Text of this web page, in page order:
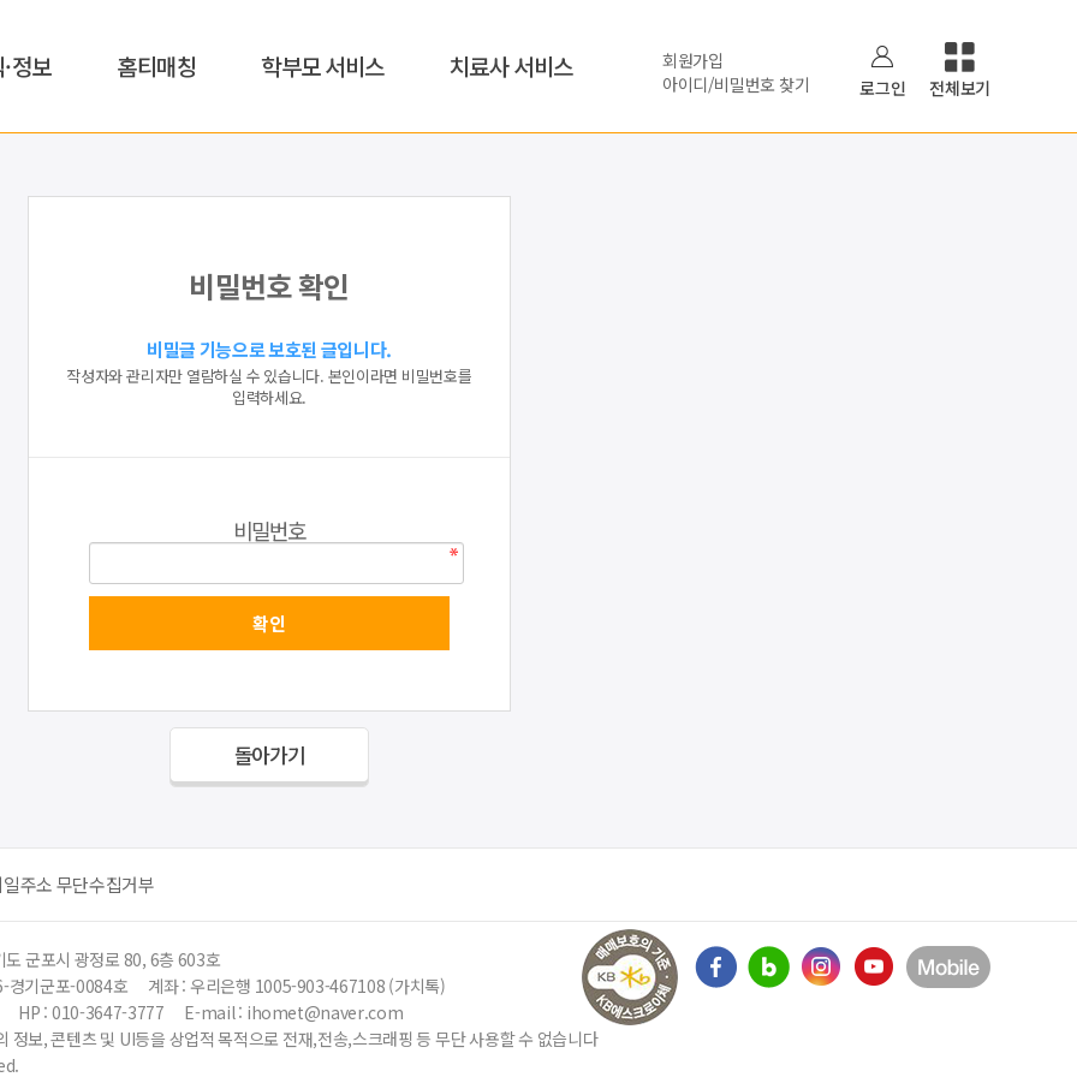
정보 홈티매칭 학부모 서비스 치료사 서비스
회원가입
아이디/비밀번호 찾기
로그인 전체보기
비밀번호 확인
비밀글 기능으로 보호된 글입니다.
작성자와 관리자만 열람하실 수 있습니다. 본인이라면 비밀번호를
입력하세요.
비밀번호
돌아가기
주소 무단수집거부
도 군포시 광정로 80, 6층 603호
경기군포-0084호
계좌 : 우리은행 1005-903-467108 (가치톡)
HP : 010-3647-3777
E-mail : ihomet@naver.com
정보, 콘텐츠 및 UI등을 상업적 목적으로 전재,전송,스크래핑 등 무단 사용할 수 없습니다